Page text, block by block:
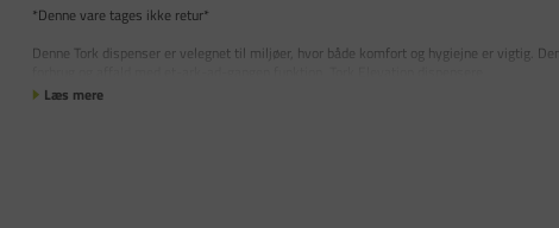
*Denne vare tages ikke retur*
Denne Tork dispenser er velegnet til miljøer, hvor både komfort og hygiejne er vigtig.
Læs mere